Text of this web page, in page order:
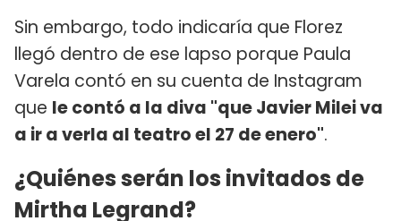
Sin embargo, todo indicaría que Florez
llegó dentro de ese lapso porque Paula
Varela contó en su cuenta de Instagram
que le contó a la diva "que Javier Milei va
a ir a verla al teatro el 27 de enero".
¿Quiénes serán los invitados de
Mirtha Legrand?